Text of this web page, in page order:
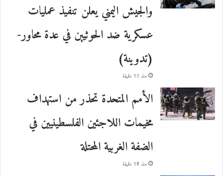
والجيش اليمني يعلن تنفيذ عمليات
عسكرية ضد الحوثيين في عدة محاور-
(تدوينة)
منذ 55 دقيقة
الأمم المتحدة تحذر من استهداف
مخيمات اللاجئين الفلسطينيين في
الضفة الغربية المحتلة
منذ 58 دقيقة